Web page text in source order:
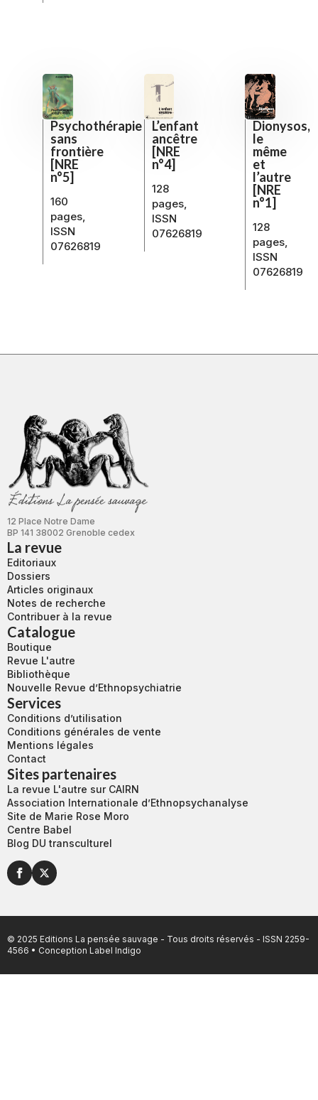
Psychothérapie
sans
frontière
[NRE
n°5]
160
pages,
ISSN
07626819
L’enfant
ancêtre
[NRE
n°4]
128
pages,
ISSN
07626819
Dionysos,
le
même
et
l’autre
[NRE
n°1]
128
pages,
ISSN
07626819
12 Place Notre Dame
BP 141 38002 Grenoble cedex
La revue
Editoriaux
Dossiers
Articles originaux
Notes de recherche
Contribuer à la revue
Catalogue
Boutique
Revue L'autre
Bibliothèque
Nouvelle Revue d’Ethnopsychiatrie
Services
Conditions d’utilisation
Conditions générales de vente
Mentions légales
Contact
Sites partenaires
La revue L'autre sur CAIRN
Association Internationale d’Ethnopsychanalyse
Site de Marie Rose Moro
Centre Babel
Blog DU transculturel
© 2025 Editions La pensée sauvage - Tous droits réservés - ISSN 2259-
4566 • Conception Label Indigo